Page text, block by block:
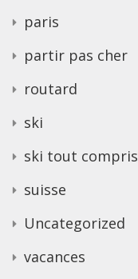
paris
partir pas cher
routard
ski
ski tout compris
suisse
Uncategorized
vacances